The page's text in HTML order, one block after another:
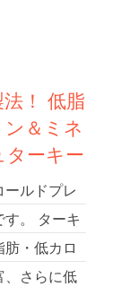
！ 低脂
＆ミネ
ーキー
ルドプレ
。 ターキ
・低カロ
、さらに低